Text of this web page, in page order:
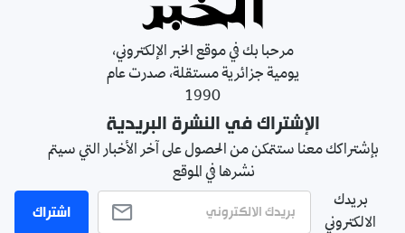
مرحبا بك في موقع الخبر الإلكتروني،
يومية جزائرية مستقلة، صدرت عام
1990
الإشتراك في النشرة البريدية
بإشتراكك معنا ستتمكن من الحصول على آخر الأخبار التي سيتم
نشرها في الموقع
بريدك
الالكتروني
اشتراك